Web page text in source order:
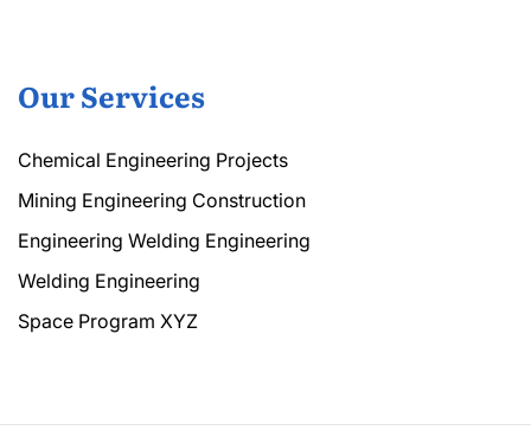
Our Services
Chemical Engineering Projects
Mining Engineering Construction
Engineering Welding Engineering
Welding Engineering
Space Program XYZ